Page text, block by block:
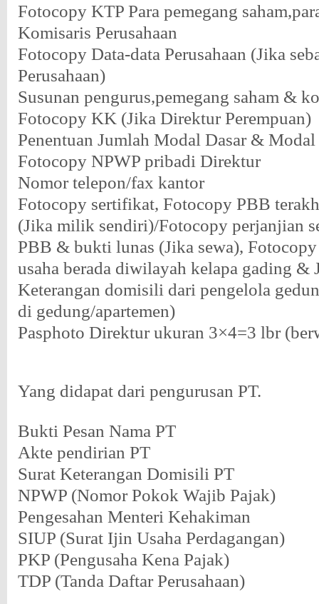
Fotocopy KTP Para pemegang
Komisaris Perusahaan
Fotocopy Data-data Perusahaan (Jika
Perusahaan)
Susunan pengurus,pemegang saham &
Fotocopy KK (Jika Direktur Perempuan)
Penentuan Jumlah Modal Dasar &
Fotocopy NPWP pribadi Direktur
Nomor telepon/fax kantor
Fotocopy sertifikat, Fotocopy PBB
(Jika milik sendiri)/Fotocopy perjanjian
PBB & bukti lunas (Jika sewa),
usaha berada diwilayah kelapa gading &
Keterangan domisili dari pengelola
di gedung/apartemen)
Pasphoto Direktur ukuran 3×4=3 lbr
Yang didapat dari pengurusan PT.
Bukti Pesan Nama PT
Akte pendirian PT
Surat Keterangan Domisili PT
NPWP (Nomor Pokok Wajib Pajak)
Pengesahan Menteri Kehakiman
SIUP (Surat Ijin Usaha Perdagangan)
PKP (Pengusaha Kena Pajak)
TDP (Tanda Daftar Perusahaan)